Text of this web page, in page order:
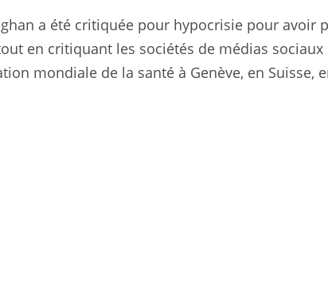
a été critiquée pour hypocrisie pour avoir
en critiquant les sociétés de médias sociaux
mondiale de la santé à Genève, en Suisse,